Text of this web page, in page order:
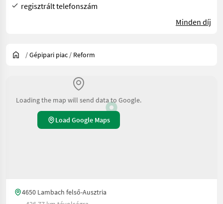
regisztrált telefonszám
Minden díj
/Gépipari piac / Reform
Loading the map will send data to Google.
Load Google Maps
4650 Lambach felső-Ausztria